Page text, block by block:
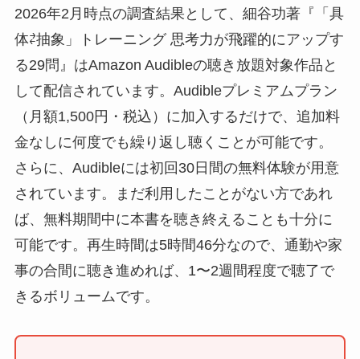
2026年2月時点の調査結果として、細谷功著『「具
体⇄抽象」トレーニング 思考力が飛躍的にアップす
る29問』はAmazon Audibleの聴き放題対象作品と
して配信されています。Audibleプレミアムプラン
（月額1,500円・税込）に加入するだけで、追加料
金なしに何度でも繰り返し聴くことが可能です。
さらに、Audibleには初回30日間の無料体験が用意
されています。まだ利用したことがない方であれ
ば、無料期間中に本書を聴き終えることも十分に
可能です。再生時間は5時間46分なので、通勤や家
事の合間に聴き進めれば、1〜2週間程度で聴了で
きるボリュームです。